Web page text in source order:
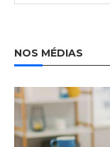
NOS MÉDIAS